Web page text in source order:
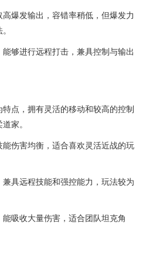
爆发输出，容错率稍低，但爆发力
够进行远程打击，兼具控制与输出
点，拥有灵活的移动和较高的控制
家。
伤害均衡，适合喜欢灵活近战的玩
具远程技能和强控能力，玩法较为
吸收大量伤害，适合团队坦克角